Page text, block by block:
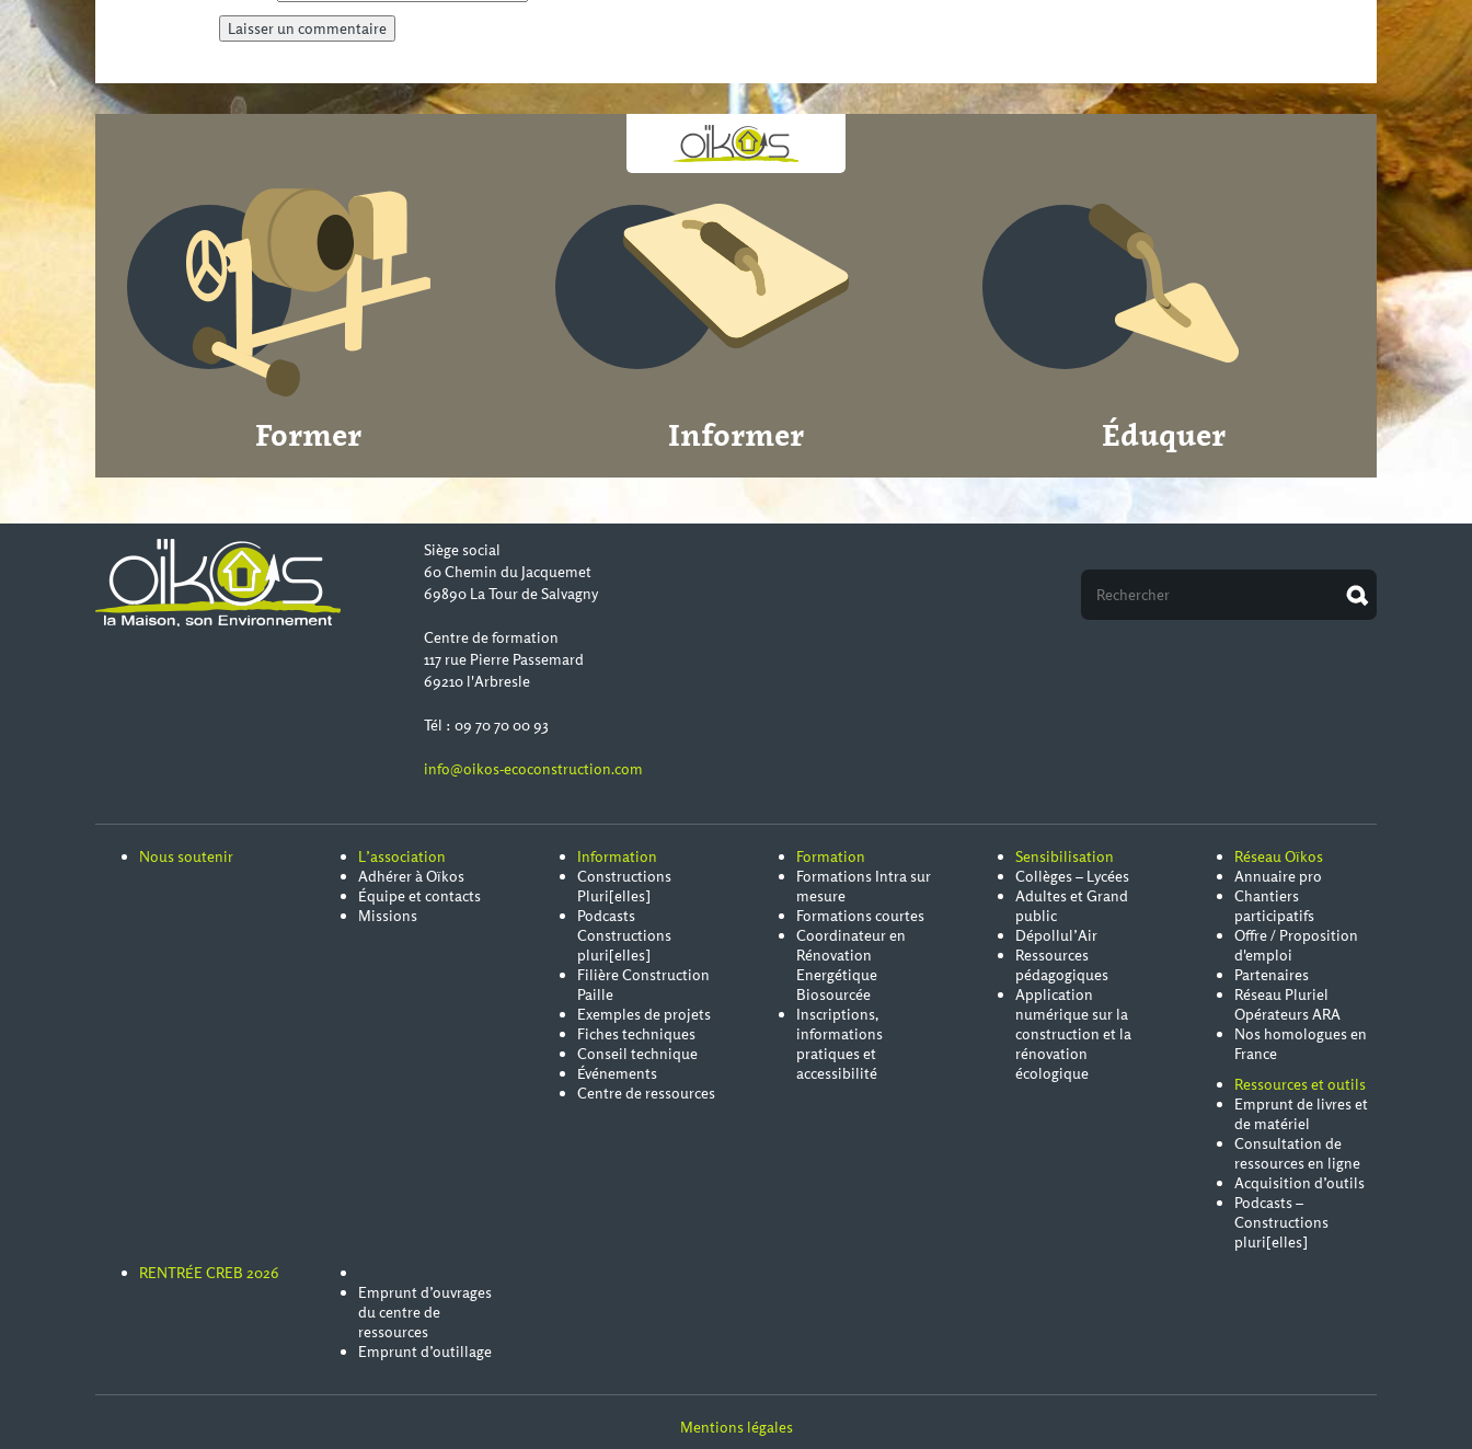
Former Informer Éduquer
Siège social
60 Chemin du Jacquemet
69890 La Tour de Salvagny
Centre de formation
117 rue Pierre Passemard
69210 l'Arbresle
Tél : 09 70 70 00 93
info@oikos-ecoconstruction.com
Nous soutenir
L’association
Adhérer à Oïkos
Équipe et contacts
Missions
Information
Constructions
Pluri[elles]
Podcasts
Constructions
pluri[elles]
Filière Construction
Paille
Exemples de projets
Fiches techniques
Conseil technique
Événements
Centre de ressources
Formation
Formations Intra sur
mesure
Formations courtes
Coordinateur en
Rénovation
Energétique
Biosourcée
Inscriptions,
informations
pratiques et
accessibilité
Sensibilisation
Collèges – Lycées
Adultes et Grand
public
Dépollul’Air
Ressources
pédagogiques
Application
numérique sur la
construction et la
rénovation
écologique
Réseau Oïkos
Annuaire pro
Chantiers
participatifs
Offre / Proposition
d'emploi
Partenaires
Réseau Pluriel
Opérateurs ARA
Nos homologues en
France
Ressources et outils
Emprunt de livres et
de matériel
Consultation de
ressources en ligne
Acquisition d’outils
Podcasts –
Constructions
pluri[elles]
RENTRÉE CREB 2026
Emprunt d’ouvrages
du centre de
ressources
Emprunt d’outillage
Mentions légales